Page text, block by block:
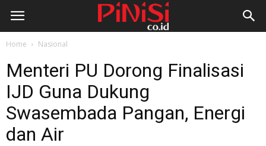
Home Nasional
Menteri PU Dorong Finalisasi
IJD Guna Dukung
Swasembada Pangan, Energi
dan Air